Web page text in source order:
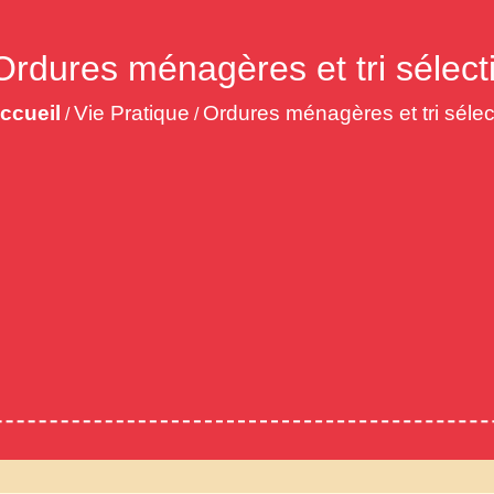
ménagères et tri
/Vie Pratique / Ordures ménagères et tri